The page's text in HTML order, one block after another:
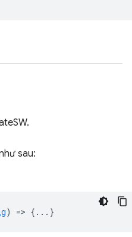
sau:
) => {...}